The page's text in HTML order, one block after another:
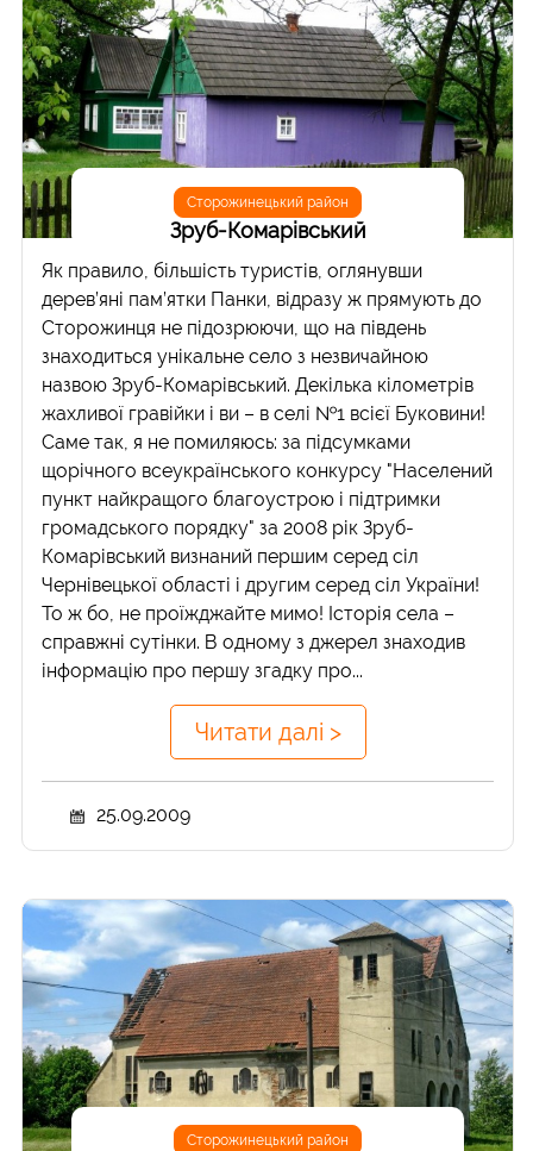
Сторожинецький район
Зруб-Комарівський
Як правило, більшість туристів, оглянувши
дерев’яні пам’ятки Панки, відразу ж прямують до
Сторожинця не підозрюючи, що на південь
знаходиться унікальне село з незвичайною
назвою Зруб-Комарівський. Декілька кілометрів
жахливої гравійки і ви – в селі №1 всієї Буковини!
Саме так, я не помиляюсь: за підсумками
щорічного всеукраїнського конкурсу "Населений
пункт найкращого благоустрою і підтримки
громадського порядку" за 2008 рік Зруб-
Комарівський визнаний першим серед сіл
Чернівецької області і другим серед сіл України!
То ж бо, не проїжджайте мимо! Історія села –
справжні сутінки. В одному з джерел знаходив
інформацію про першу згадку про...
Читати далі >
25.09.2009
Сторожинецький район